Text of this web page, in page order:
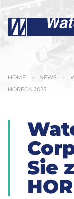
HOME » NEWS »
HORECA 2025!
Sie